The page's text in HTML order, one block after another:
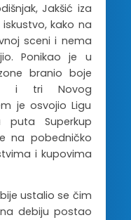
Jakšić iza
kako na
sceni i nema
Ponikao je u
branio boje
i tri Novog
je osvojio Ligu
puta Superkup
na pobedničko
i kupovima
ustalio se čim
debiju postao